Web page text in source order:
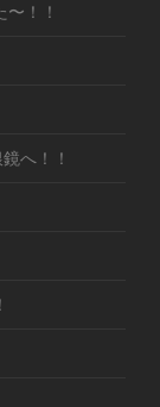
！！
へ！！